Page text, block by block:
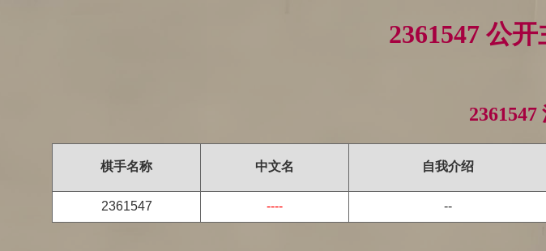
2361547 公
棋手名称 中文名 自我介绍
2361547 ---- --